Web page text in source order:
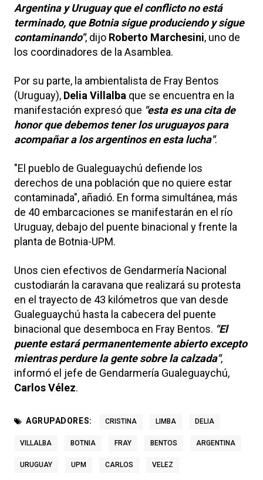
Argentina y Uruguay que el conflicto no está
terminado, que Botnia sigue produciendo y sigue
contaminando", dijo Roberto Marchesini, uno de
los coordinadores de la Asamblea.
Por su parte, la ambientalista de Fray Bentos
(Uruguay), Delia Villalba que se encuentra en la
manifestación expresó que "esta es una cita de
honor que debemos tener los uruguayos para
acompañar a los argentinos en esta lucha".
"El pueblo de Gualeguaychú defiende los
derechos de una población que no quiere estar
contaminada", añadió. En forma simultánea, más
de 40 embarcaciones se manifestarán en el río
Uruguay, debajo del puente binacional y frente la
planta de Botnia-UPM.
Unos cien efectivos de Gendarmería Nacional
custodiarán la caravana que realizará su protesta
en el trayecto de 43 kilómetros que van desde
Gualeguaychú hasta la cabecera del puente
binacional que desemboca en Fray Bentos. "El
puente estará permanentemente abierto excepto
mientras perdure la gente sobre la calzada",
informó el jefe de Gendarmería Gualeguaychú,
Carlos Vélez.
AGRUPADORES: CRISTINA LIMBA DELIA
VILLALBA BOTNIA FRAY BENTOS ARGENTINA
URUGUAY UPM CARLOS VELEZ